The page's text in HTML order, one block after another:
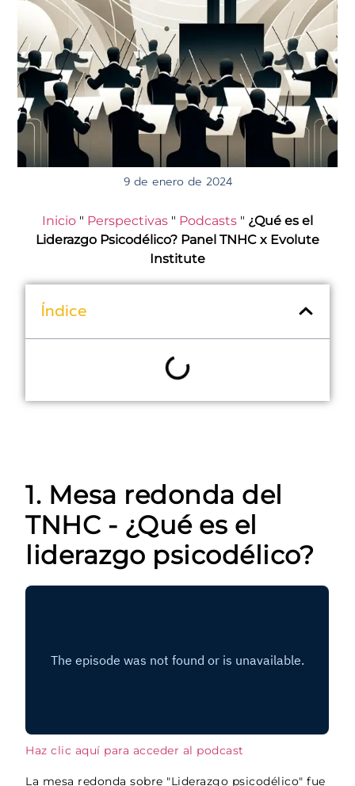
9 de enero de 2024
Inicio " Perspectivas " Podcasts " ¿Qué es el
Liderazgo Psicodélico? Panel TNHC x Evolute
Institute
Índice
1. Mesa redonda del
TNHC - ¿Qué es el
liderazgo psicodélico?
Haz clic aquí para acceder al podcast
La mesa redonda sobre "Liderazgo psicodélico" fue